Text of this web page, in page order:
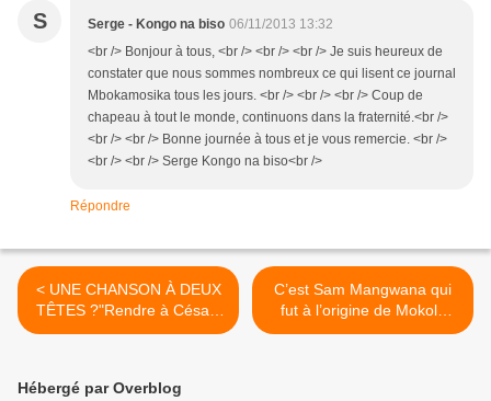
S Serge - Kongo na biso 06/11/2013 13:32
<br /> Bonjour à tous, <br /> <br /> <br /> Je suis heureux de
constater que nous sommes nombreux ce qui lisent ce journal
Mbokamosika tous les jours. <br /> <br /> <br /> Coup de
chapeau à tout le monde, continuons dans la fraternité.<br />
<br /> <br /> Bonne journée à tous et je vous remercie. <br />
<br /> <br /> Serge Kongo na biso<br />
Répondre
< UNE CHANSON À DEUX
TÊTES ?"Rendre à César"
et "Parapluie"
C’est Sam Mangwana qui
fut à l’origine de Mokolo
nakokufa, selon Jessy D. >
Hébergé par Overblog